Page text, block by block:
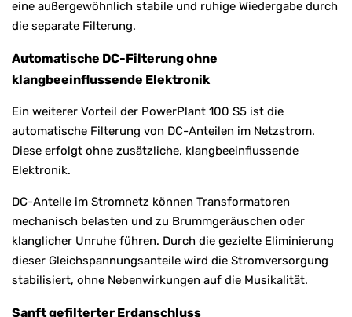
eine außergewöhnlich stabile und ruhige Wiedergabe durch
die separate Filterung.
Automatische DC-Filterung ohne
klangbeeinflussende Elektronik
Ein weiterer Vorteil der PowerPlant 100 S5 ist die
automatische Filterung von DC-Anteilen im Netzstrom.
Diese erfolgt ohne zusätzliche, klangbeeinflussende
Elektronik.
DC-Anteile im Stromnetz können Transformatoren
mechanisch belasten und zu Brummgeräuschen oder
klanglicher Unruhe führen. Durch die gezielte Eliminierung
dieser Gleichspannungsanteile wird die Stromversorgung
stabilisiert, ohne Nebenwirkungen auf die Musikalität.
Sanft gefilterter Erdanschluss